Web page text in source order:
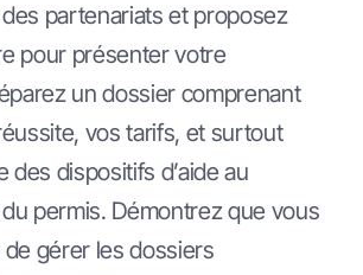
partenariats et proposez
pour présenter votre
un dossier comprenant
vos tarifs, et surtout
des dispositifs d’aide au
permis. Démontrez que vous
gérer les dossiers